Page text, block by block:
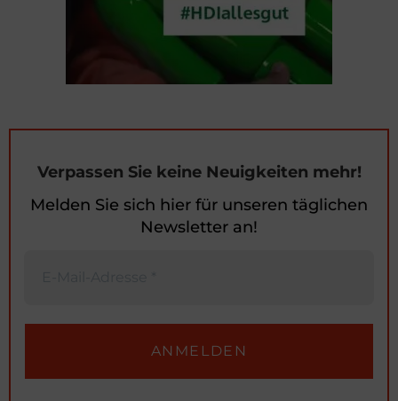
Verpassen Sie keine Neuigkeiten mehr!
Melden Sie sich hier für unseren täglichen
Newsletter an!